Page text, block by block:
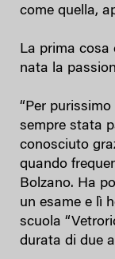
come quella,
La prima cosa
nata la
“Per purissimo
sempre stata
conosciuto
quando
Bolzano. Ha
un esame e lì
scuola
durata di due